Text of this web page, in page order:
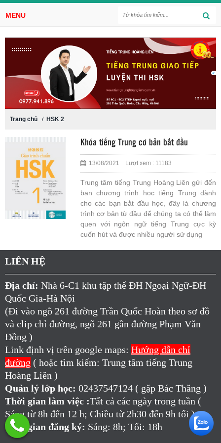
Trang chủ / HSK 2
Khóa tiếng Trung cơ bản bắt đầu
13/08/2021 Lượt xem : 11183
Trung tâm tiếng Trung Hoàng Liên gửi đến
bạn chương trình học tiếng Trung dành
cho các bạn bắt đầu học, đây là chương
trình cơ bản từ đầu để chúng ta có thể làm
quen với ngôn ngữ tiếng Trung cực kỳ
cuốn hút và được nhiều người sử dụng
LIÊN HỆ
Địa chỉ: Nhà 6-C1 khu tập thể ĐH Ngoại Ngữ-ĐH
Quốc Gia-Hà Nội
(Đi vào ngõ 261 đường Trần Quốc Hoàn theo sơ đồ
và clip chỉ đường, ngõ 261 gần đường Phạm Văn
Đồng )
Link định vị trên google maps: Hướng dẫn chỉ
đường ( hoặc tìm kiếm: Trung tâm tiếng Trung
Hoàng Liên )
Quản lý lớp học: 02437547124 ( gặp Bác Thăng )
Thời gian làm việc :Tất cả các ngày trong tuần (
Sáng từ 8h đến 12 h; Chiều từ 2h30 đến 9h tối )
Thời gian đăng ký: Sáng: 8h; Tối: 18h